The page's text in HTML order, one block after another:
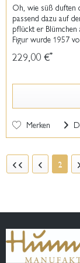
Oh, wie süß duften
passend dazu auf
pflückt er
Figur wurde 1957
229,00 €*
Merken
2